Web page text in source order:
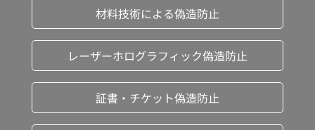
材料技術による偽造防止
レーザーホログラフィック偽造防止
証書・チケット偽造防止